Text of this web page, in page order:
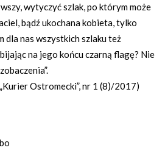
wytyczyć szlak, po którym może
bądź ukochana kobieta, tylko
dla nas wszystkich szlaku też
na jego końcu czarną flagę? Nie
Ostromecki”, nr 1 (8)/2017)